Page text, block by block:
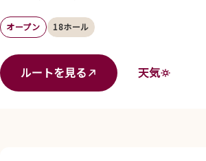
オープン 18ホール
ルートを見る 天気